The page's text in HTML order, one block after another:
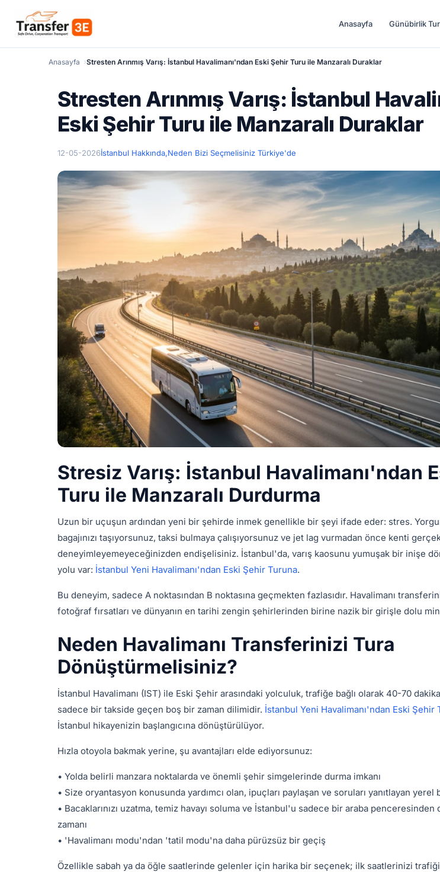
Anasayfa Günübirlik Tur
Anasayfa Stresten Arınmış Varış: İstanbul Havalimanı'ndan Eski Şehir Turu ile Manzaralı Duraklar
Stresten Arınmış Varış: İstanbul
Eski Şehir Turu ile Manzaralı Duraklar
12-05-2026İstanbul Hakkında,Neden Bizi Seçmelisiniz Türkiye'de
Stresiz Varış: İstanbul Havalimanı'ndan
Turu ile Manzaralı Durdurma
Uzun bir uçuşun ardından yeni bir şehirde inmek genellikle bir şeyi ifade eder: stres.
bagajınızı taşıyorsunuz, taksi bulmaya çalışıyorsunuz ve jet lag vurmadan önce kenti
deneyimleyemeyeceğinizden endişelisiniz. İstanbul'da, varış kaosunu yumuşak bir inişe
yolu var: İstanbul Yeni Havalimanı'ndan Eski Şehir Turuna.
Bu deneyim, sadece A noktasından B noktasına geçmekten fazlasıdır. Havalimanı
fotoğraf fırsatları ve dünyanın en tarihi zengin şehirlerinden birine nazik bir girişle dolu
Neden Havalimanı Transferinizi Tura
Dönüştürmelisiniz?
İstanbul Havalimanı (IST) ile Eski Şehir arasındaki yolculuk, trafiğe bağlı olarak 40-70
sadece bir takside geçen boş bir zaman dilimidir. İstanbul Yeni Havalimanı'ndan Eski Şehir
İstanbul hikayenizin başlangıcına dönüştürülüyor.
Hızla otoyola bakmak yerine, şu avantajları elde ediyorsunuz:
• Yolda belirli manzara noktalarda ve önemli şehir simgelerinde durma imkanı
• Size oryantasyon konusunda yardımcı olan, ipuçları paylaşan ve soruları yanıtlayan
• Bacaklarınızı uzatma, temiz havayı soluma ve İstanbul'u sadece bir araba
zamanı
• 'Havalimanı modu'ndan 'tatil modu'na daha pürüzsüz bir geçiş
Özellikle sabah ya da öğle saatlerinde gelenler için harika bir seçenek; ilk saatlerinizi